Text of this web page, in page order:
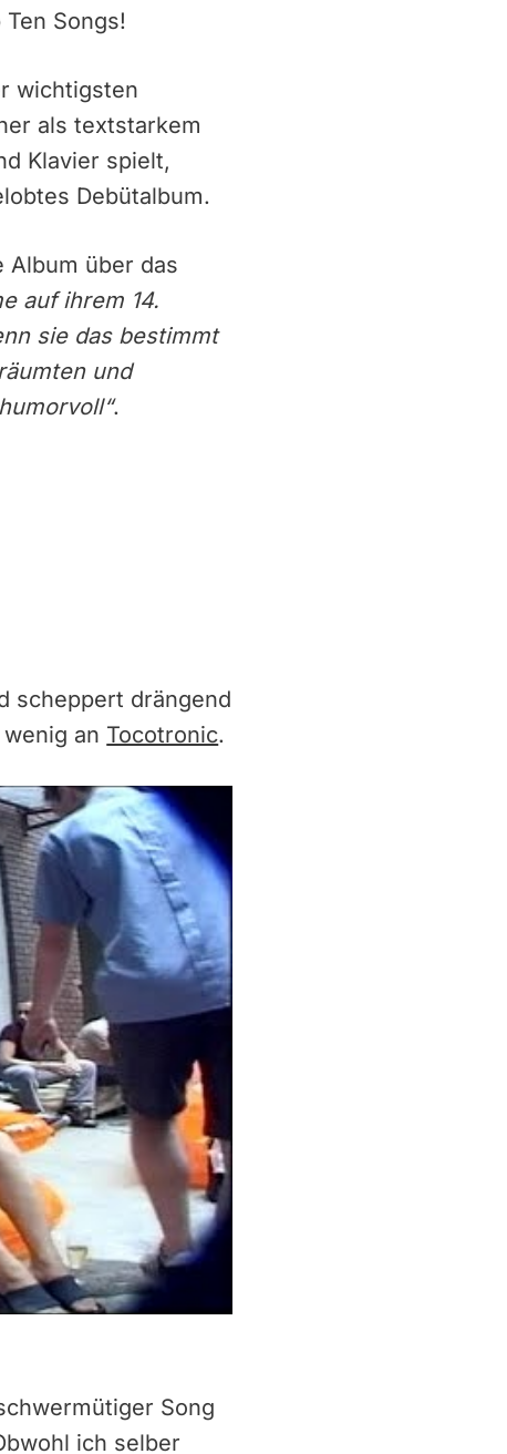
Songs!
wichtigsten
als textstarkem
Klavier spielt,
Debütalbum.
Album über das
auf ihrem 14.
sie das bestimmt
und
.
scheppert drängend
an Tocotronic.
Song
ich selber